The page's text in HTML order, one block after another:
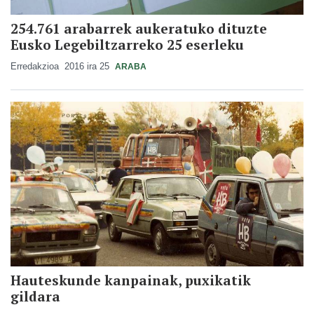
254.761 arabarrek aukeratuko dituzte
Eusko Legebiltzarreko 25 eserleku
Erredakzioa 2016 ira 25 ARABA
Hauteskunde kanpainak, puxikatik
gildara